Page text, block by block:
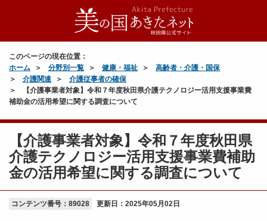
このページの現在位置：
ホーム
分野別一覧 健康・福祉
高齢者・介護・国保
介護関連
介護従事者の確保
【介護事業者対象】令和７年度秋田県介護テクノロジー活用支援事業費
補助金の活用希望に関する調査について
【介護事業者対象】令和７年度秋田県
介護テクノロジー活用支援事業費補助
金の活用希望に関する調査について
コンテンツ番号：89028 更新日： 2025年05月02日